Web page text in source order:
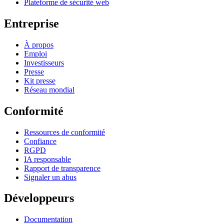
Plateforme de sécurité web
Entreprise
À propos
Emploi
Investisseurs
Presse
Kit presse
Réseau mondial
Conformité
Ressources de conformité
Confiance
RGPD
IA responsable
Rapport de transparence
Signaler un abus
Développeurs
Documentation